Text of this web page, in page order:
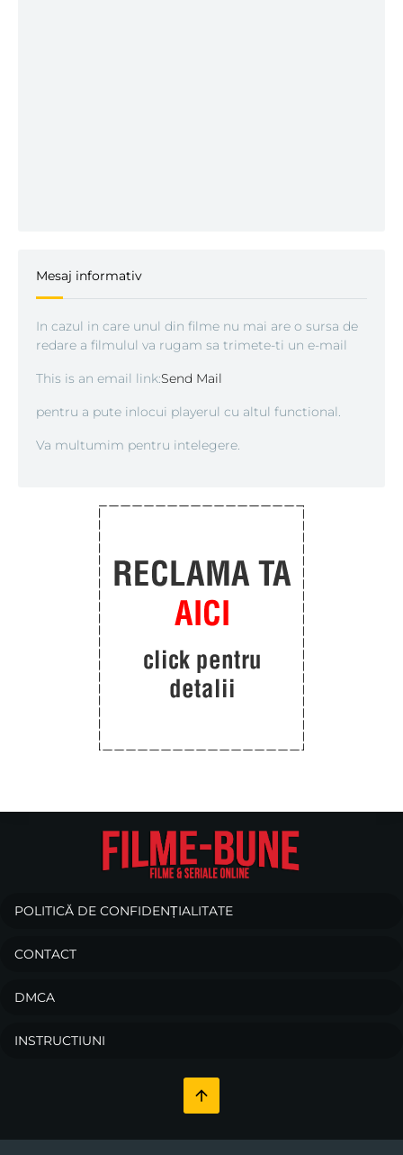
Mesaj informativ
In cazul in care unul din filme nu mai are o sursa de
redare a filmulul va rugam sa trimete-ti un e-mail
This is an email link:Send Mail
pentru a pute inlocui playerul cu altul functional.
Va multumim pentru intelegere.
POLITICĂ DE CONFIDENȚIALITATE
CONTACT
DMCA
INSTRUCTIUNI